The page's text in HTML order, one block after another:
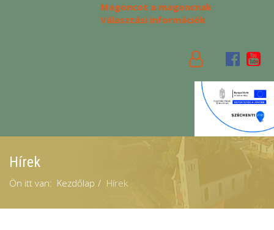
Magoncot a magoncnak
Választási információk
Hírek
Ön itt van: Kezdőlap Hírek